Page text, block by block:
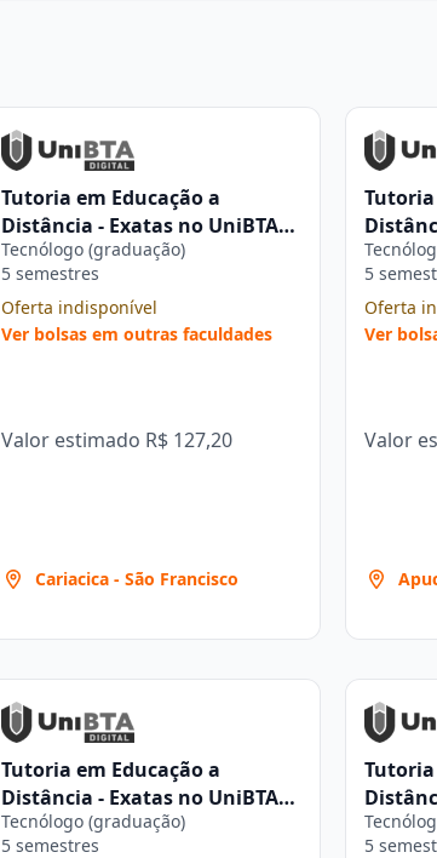
Tutoria em Educação a
Distância - Exatas no UniBTA
Digital
Tecnólogo (graduação)
5 semestres
Oferta indisponível
Ver bolsas em outras faculdades
Valor estimado R$ 127,20
Cariacica - São Francisco
Tutoria
Digital
5
Oferta
Ver
Valor
Tutoria em Educação a
Distância - Exatas no UniBTA
Digital
Tecnólogo (graduação)
5 semestres
Tutoria
Digital
5